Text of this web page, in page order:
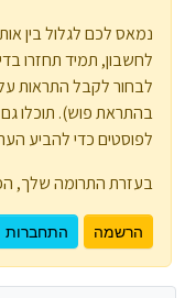
נמאס לכם לגלול בין
לחשבון, תמיד תחזרו
לבחור לקבל התראות על
לפוסטים כדי להביע
בעזרת התרומה שלך,
הרשמה התחברות